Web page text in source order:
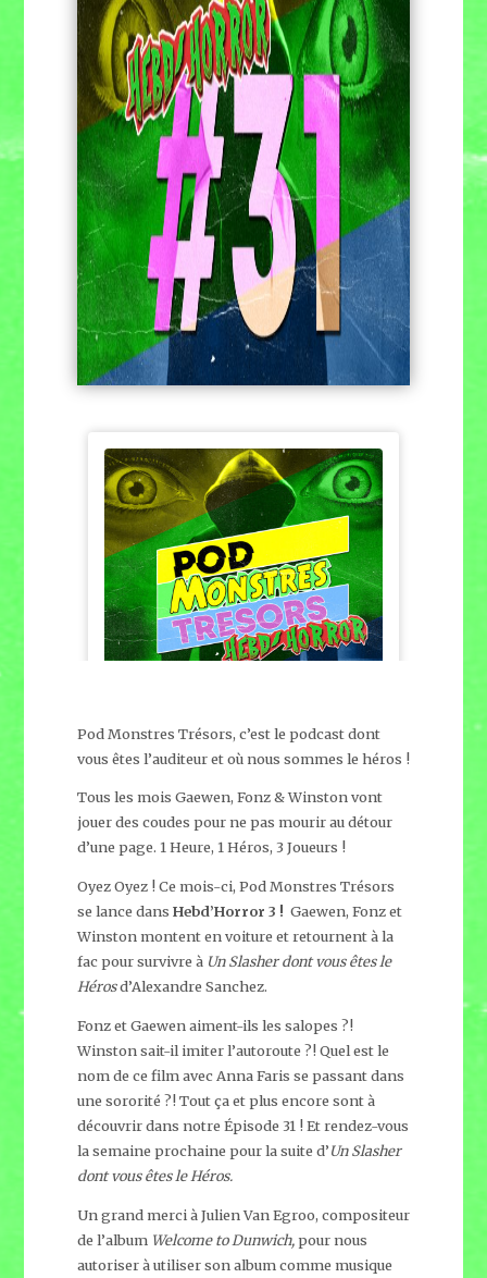
Pod Monstres Trésors, c’est le podcast dont
vous êtes l’auditeur et où nous sommes le héros !
Tous les mois Gaewen, Fonz & Winston vont
jouer des coudes pour ne pas mourir au détour
d’une page. 1 Heure, 1 Héros, 3 Joueurs !
Oyez Oyez ! Ce mois-ci, Pod Monstres Trésors
se lance dans Hebd’Horror 3 ! Gaewen, Fonz et
Winston montent en voiture et retournent à la
fac pour survivre à Un Slasher dont vous êtes le
Hérosd’Alexandre Sanchez.
Fonz et Gaewen aiment-ils les salopes ?!
Winston sait-il imiter l’autoroute ?! Quel est le
nom de ce film avec Anna Faris se passant dans
une sororité ?! Tout ça et plus encore sont à
découvrir dans notre Épisode 31 ! Et rendez-vous
la semaine prochaine pour la suite d’Un Slasher
dont vous êtes le Héros.
Un grand merci à Julien Van Egroo, compositeur
de l’album Welcome to Dunwich,pour nous
autoriser à utiliser son album comme musique